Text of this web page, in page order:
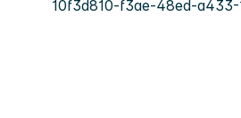
10f3d810-f3ae-48ed-a433-